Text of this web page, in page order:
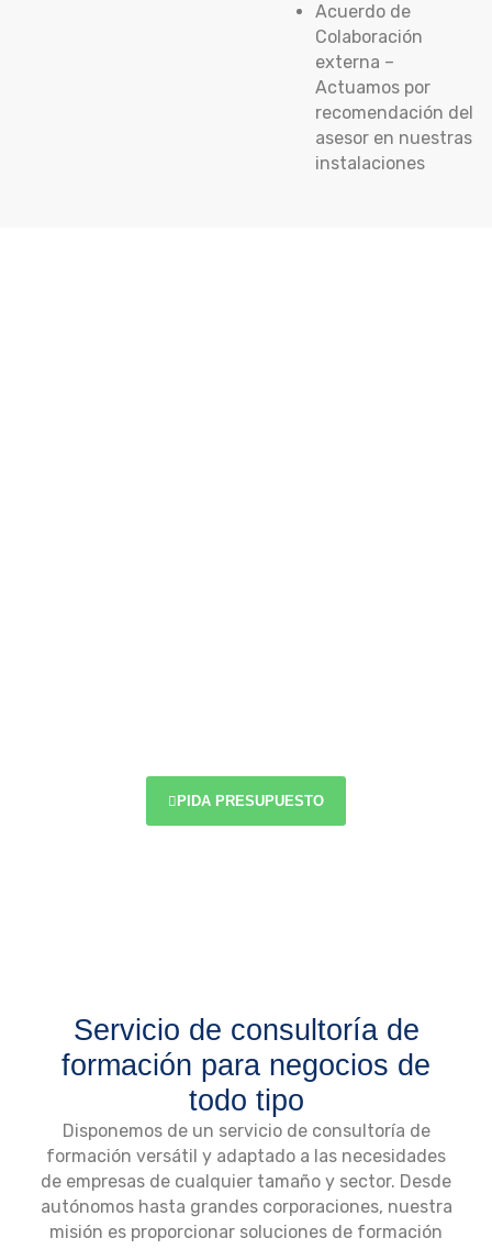
Acuerdo de
Colaboración
externa –
Actuamos por
recomendación del
asesor en nuestras
instalaciones
PIDA PRESUPUESTO
Servicio de consultoría de
formación para negocios de
todo tipo
Disponemos de un servicio de consultoría de
formación versátil y adaptado a las necesidades
de empresas de cualquier tamaño y sector. Desde
autónomos hasta grandes corporaciones, nuestra
misión es proporcionar soluciones de formación